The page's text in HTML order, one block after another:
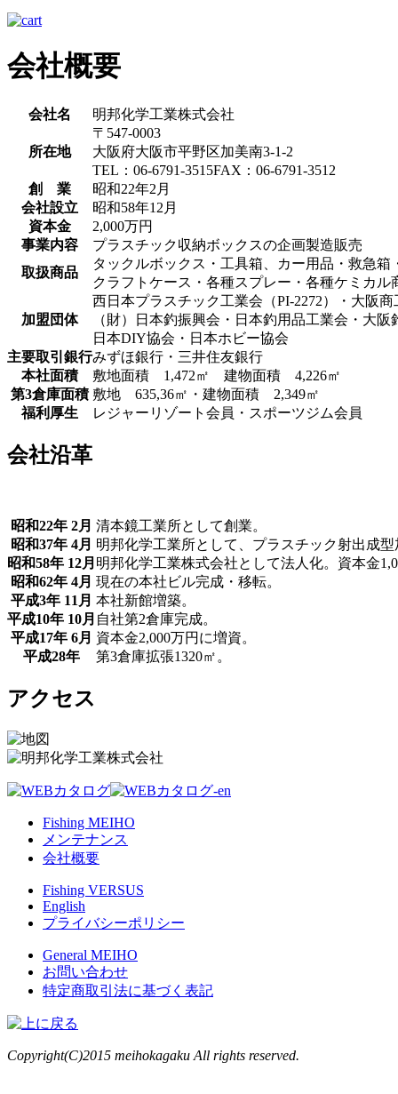
会社概要
会社名 明邦化学工業株式会社
所在地
〒547-0003
大阪府大阪市平野区加美南3-1-2
TEL：06-6791-3515FAX：06-6791-3512
創 業
昭和22年2月
会社設立
昭和58年12月
資本金
2,000万円
事業内容
プラスチック収納ボックスの企画製造販売
取扱商品
タックルボックス・工具箱、カー用品・救急箱
クラフトケース・各種スプレー・各種ケミカル
加盟団体
西日本プラスチック工業会（PI-2272）・大阪商
（財）日本釣振興会・日本釣用品工業会・大阪
日本DIY協会・日本ホビー協会
主要取引銀行みずほ銀行・三井住友銀行
本社面積
敷地面積 1,472㎡ 建物面積 4,226㎡
第3倉庫面積 敷地 635,36㎡・建物面積 2,349㎡
福利厚生
レジャーリゾート会員・スポーツジム会員
会社沿革
昭和22年 2月 清本鏡工業所として創業。
昭和37年 4月 明邦化学工業所として、プラスチック射出成
昭和58年 12月 明邦化学工業株式会社として法人化。資本金
昭和62年 4月 現在の本社ビル完成・移転。
平成3年 11月 本社新館増築。
平成10年 10月 自社第2倉庫完成。
平成17年 6月 資本金2,000万円に増資。
平成28年
第3倉庫拡張1320㎡。
アクセス
Fishing MEIHO
メンテナンス
会社概要
Fishing VERSUS
English
プライバシーポリシー
General MEIHO
お問い合わせ
特定商取引法に基づく表記
Copyright(C)2015 meihokagaku All rights reserved.